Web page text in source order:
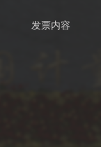
发票内容